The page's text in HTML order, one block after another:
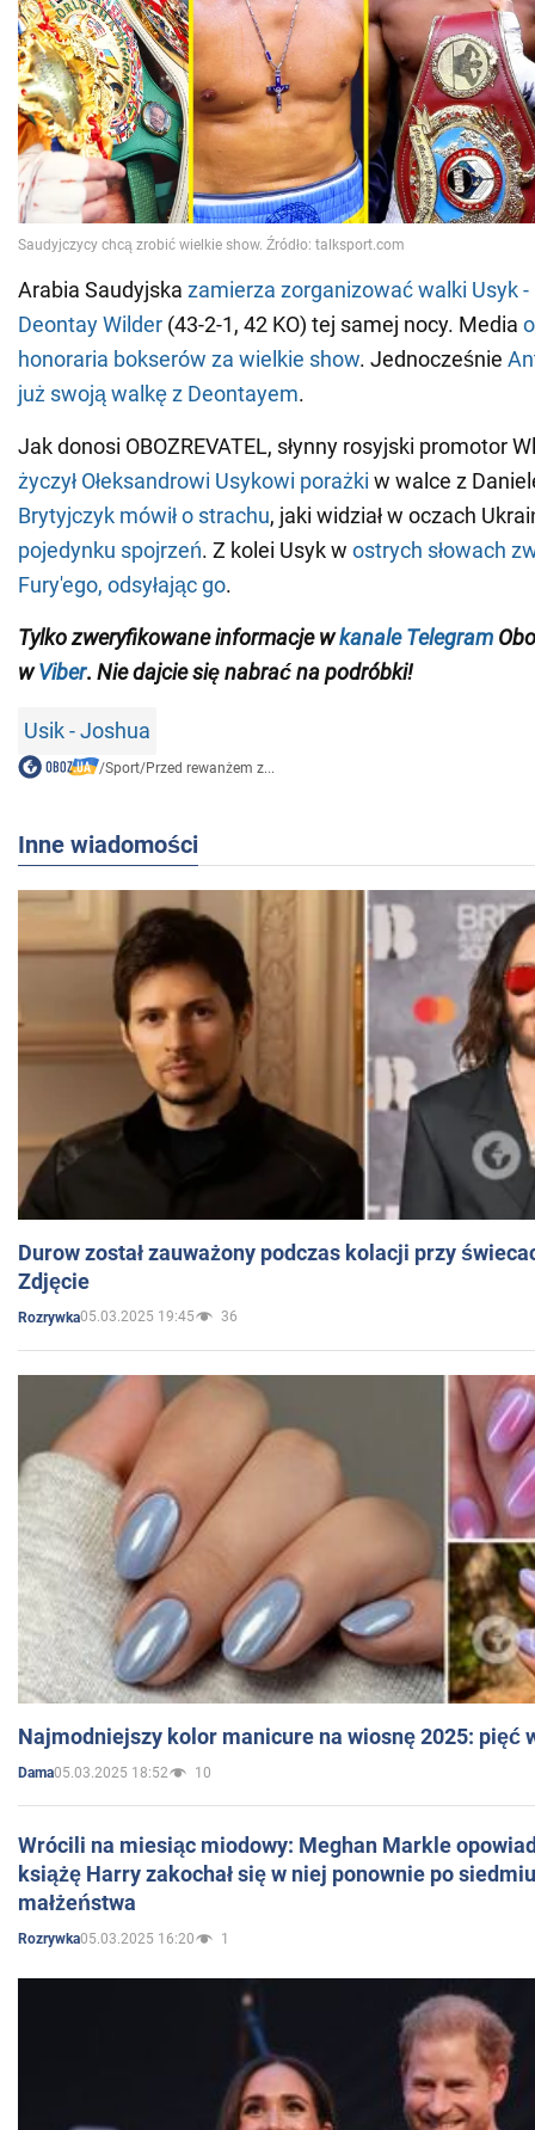
Arabia Saudyjska zamierza zorganizować walki Usyk -
Deontay Wilder (43-2-1, 42 KO) tej samej nocy. Media
honoraria bokserów za wielkie show. Jednocześnie
już swoją walkę z Deontayem.
Jak donosi OBOZREVATEL, słynny rosyjski promotor
życzył Ołeksandrowi Usykowi porażki w walce z
Brytyjczyk mówił o strachu, jaki widział w oczach
pojedynku spojrzeń. Z kolei Usyk w ostrych słowach
Fury'ego, odsyłając go.
Tylkozweryfikowane informacje wkanale Telegram
wViber. Nie dajcie się nabrać na podróbki!
Usik - Joshua
/Sport/Przed rewanżem z...
Inne wiadomości
Durow został zauważony podczas kolacji przy
Zdjęcie
Rozrywka05.03.2025 19:45 36
Najmodniejszy kolor manicure na wiosnę 2025: pięć
Dama05.03.2025 18:52 10
Wrócili na miesiąc miodowy: Meghan Markle
książę Harry zakochał się w niej ponownie po
małżeństwa
Rozrywka05.03.2025 16:20 1